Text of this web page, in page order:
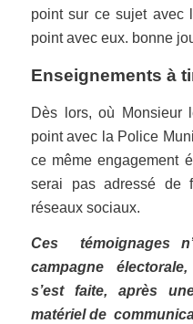
point sur ce sujet avec
point avec eux. bonne
Enseignements à
Dès lors, où Monsieur
point avec la Police
ce même engagement
serai pas adressé de
réseaux sociaux.
Ces témoignages
campagne
s’est faite, après
matériel de